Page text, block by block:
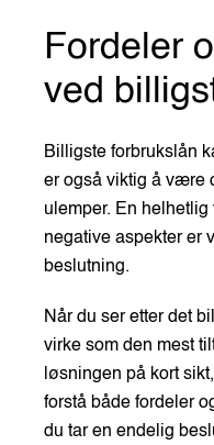
Fordeler
ved
Billigste forbrukslån
er også viktig å være
ulemper. En
negative aspekter er
beslutning.
Når du ser etter det
virke som den mest
løsningen på kort
forstå både fordeler
du tar en endelig